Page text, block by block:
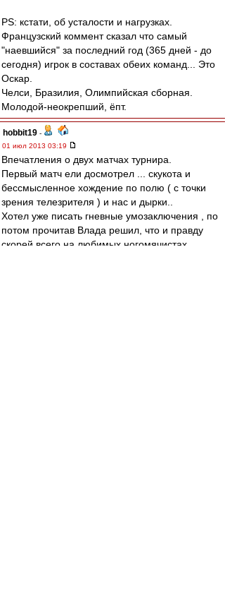
PS: кстати, об усталости и нагрузках.
Французский коммент сказал что самый
"наевшийся" за последний год (365 дней - до
сегодня) игрок в составах обеих команд... Это
Оскар.
Челси, Бразилия, Олимпийская сборная.
Молодой-неокрепший, ёпт.
hobbit19 -
01 июл 2013 03:19
Впечатления о двух матчах турнира.
Первый матч ели досмотрел ... скукота и
бессмысленное хождение по полю ( с точки
зрения телезрителя ) и нас и дырки..
Хотел уже писать гневные умозаключения , по
потом прочитав Влада решил, что и правду
скорей всего на любимых ногомячистах